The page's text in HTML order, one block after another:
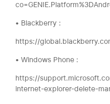
• Blackberry :
https://
• Windows Phone :
https://
internet-explorer-delete-